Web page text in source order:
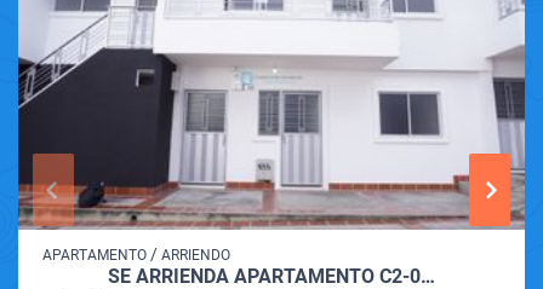
APARTAMENTO / ARRIENDO
SE ARRIENDA APARTAMENTO C2-0…